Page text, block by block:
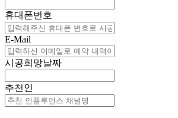
휴대폰번호
E-Mail
시공희망날짜
추천인